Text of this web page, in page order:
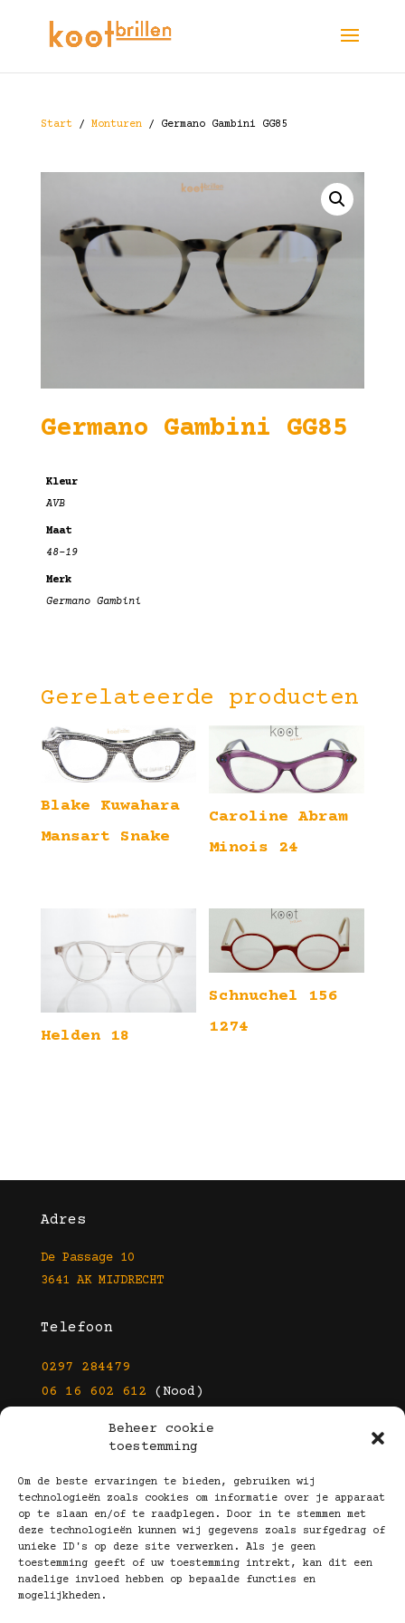
Beheer cookie
toestemming
Om de beste ervaringen te bieden, gebruiken wij
technologieën zoals cookies om informatie over je apparaat
op te slaan en/of te raadplegen. Door in te stemmen met
deze technologieën kunnen wij gegevens zoals surfgedrag of
unieke ID's op deze site verwerken. Als je geen
toestemming geeft of uw toestemming intrekt, kan dit een
nadelige invloed hebben op bepaalde functies en
mogelijkheden.
Start/ Monturen/ Germano Gambini GG85
Germano Gambini GG85
Kleur
AVB
Maat
48-19
Merk
Germano Gambini
Gerelateerde producten
Blake Kuwahara
Mansart Snake
Caroline Abram
Minois 24
Helden 18
Schnuchel 156
1274
Adres
De Passage 10
3641 AK MIJDRECHT
Telefoon
0297 284479
06 16 602 612 (Nood)
info@kootbrillen.nl
Volg Ons!